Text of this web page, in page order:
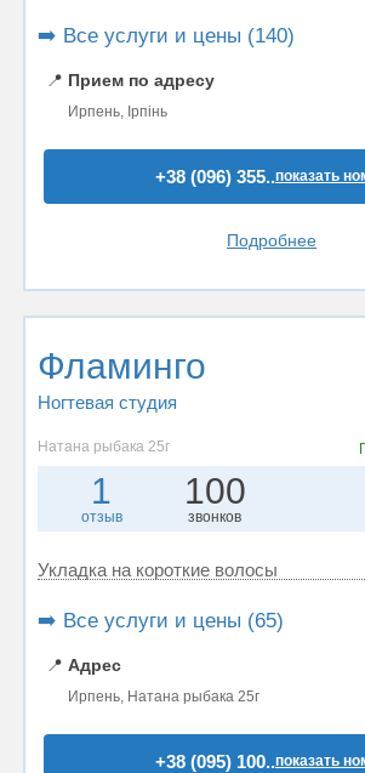
➡️ Все услуги и цены (140)
📍 Прием по адресу
Ирпень, Ірпінь
+38 (096) 355..показать
Подробнее
Фламинго
Ногтевая студия
Натана рыбака 25г
1
отзыв
100
звонков
Укладка на короткие волосы
➡️ Все услуги и цены (65)
📍 Адрес
Ирпень, Натана рыбака 25г
+38 (095) 100..показать